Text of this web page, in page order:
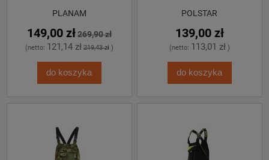
PLANAM
149,00 zł269,90 zł
(netto: 121,14 zł 219,43 zł)
do koszyka
POLSTAR
139,00 zł
(netto: 113,01 zł)
do koszyka